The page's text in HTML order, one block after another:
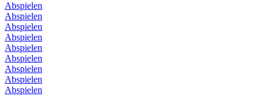
Abspielen
Abspielen
Abspielen
Abspielen
Abspielen
Abspielen
Abspielen
Abspielen
Abspielen